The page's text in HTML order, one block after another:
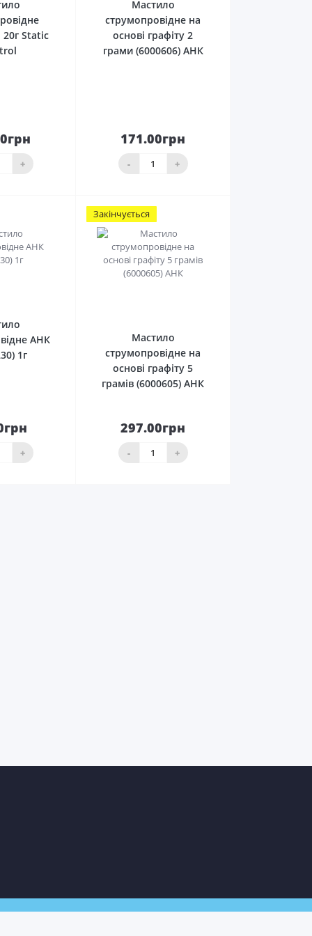
20г Static
+
До
Мастило
струмопровідне на
основі графіту 2
грами (6000606) АНК
171.00грн
- +
До
кошика
АНК
1г
+
Закінчується
Мастило
струмопровідне на
основі графіту 5
грамів (6000605) АНК
297.00грн
- +
До
кошика